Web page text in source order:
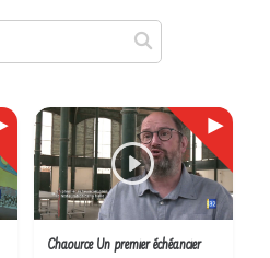
Chaource Un premier échéancier